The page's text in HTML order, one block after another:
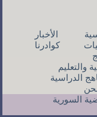
الأخبار
كوادرنا
والتعليم
الدراسية
السورية